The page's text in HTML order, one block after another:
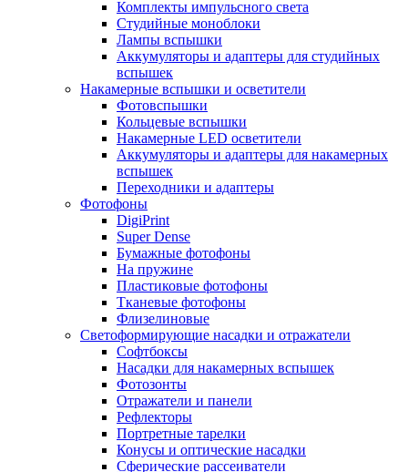
Комплекты импульсного света
Студийные моноблоки
Лампы вспышки
Аккумуляторы и адаптеры для студийных
вспышек
Накамерные вспышки и осветители
Фотовспышки
Кольцевые вспышки
Накамерные LED осветители
Аккумуляторы и адаптеры для накамерных
вспышек
Переходники и адаптеры
Фотофоны
DigiPrint
Super Dense
Бумажные фотофоны
На пружине
Пластиковые фотофоны
Тканевые фотофоны
Флизелиновые
Светоформирующие насадки и отражатели
Софтбоксы
Насадки для накамерных вспышек
Фотозонты
Отражатели и панели
Рефлекторы
Портретные тарелки
Конусы и оптические насадки
Сферические рассеиватели